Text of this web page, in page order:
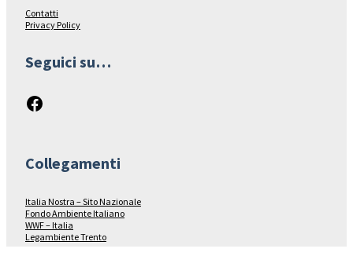
Contatti
Privacy Policy
Seguici su…
Facebook
Collegamenti
Italia Nostra – Sito Nazionale
Fondo Ambiente Italiano
WWF – Italia
Legambiente Trento